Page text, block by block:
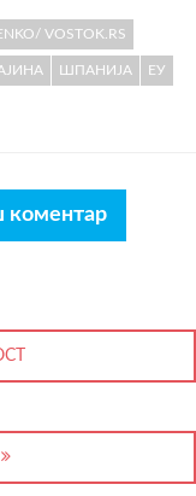
VOSTOK.RS
ШПАНИЈА ЕУ
коментар